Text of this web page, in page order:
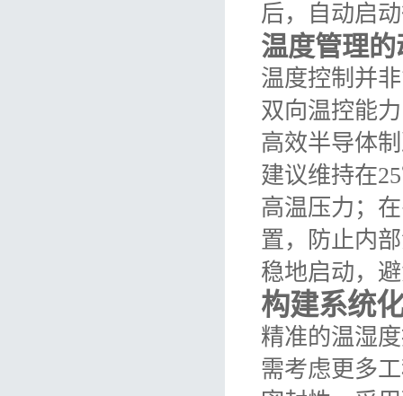
后，自动启
温度管理
温度控制并
双向温控能
高效半导体
建议维持在
高温压力；
置，防止内
稳地启动，
构建系统
精准的温湿
需考虑更多